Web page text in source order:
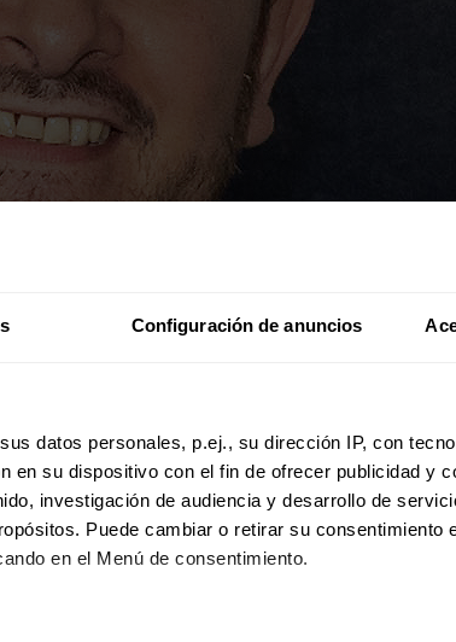
Configuración de anuncios
datos personales, p.ej., su dirección IP, con
en su dispositivo con el fin de ofrecer publicidad y
investigación de audiencia y desarrollo de
Puede cambiar o retirar su consentimiento
en el Menú de consentimiento.